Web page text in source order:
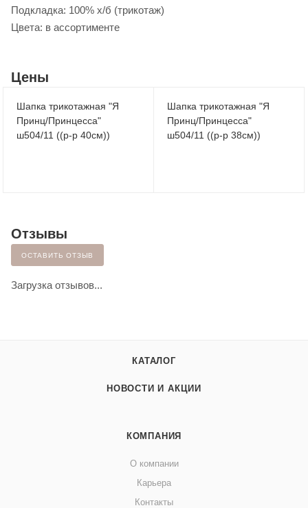
Подкладка: 100% х/б (трикотаж)
Цвета: в ассортименте
Цены
Шапка трикотажная "Я
Принц/Принцесса"
ш504/11 ((р-р 40см))
Шапка трикотажная "Я
Принц/Принцесса"
ш504/11 ((р-р 38см))
Отзывы
ОСТАВИТЬ ОТЗЫВ
Загрузка отзывов...
КАТАЛОГ
НОВОСТИ И АКЦИИ
КОМПАНИЯ
О компании
Карьера
Контакты